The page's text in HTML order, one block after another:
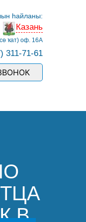
һайланы:
Казань
ҡат) оф. 16А
311-71-61
В